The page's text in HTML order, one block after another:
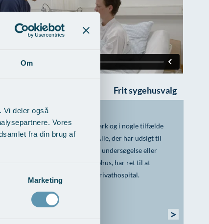
Om
Vi deler også
Vores
fra din brug af
Marketing
Frit sygehusvalg
Der er frit sygehusvalg i Danmark og i nogle tilfælde
også udvidet frit sygehusvalg. Alle, der har udsigt til
mere end 1 måneds ventetid på undersøgelse eller
behandling på et offentligt sygehus, har ret til at
vælge gratis behandling på et privathospital.
Læs mere om ordningen her >
>